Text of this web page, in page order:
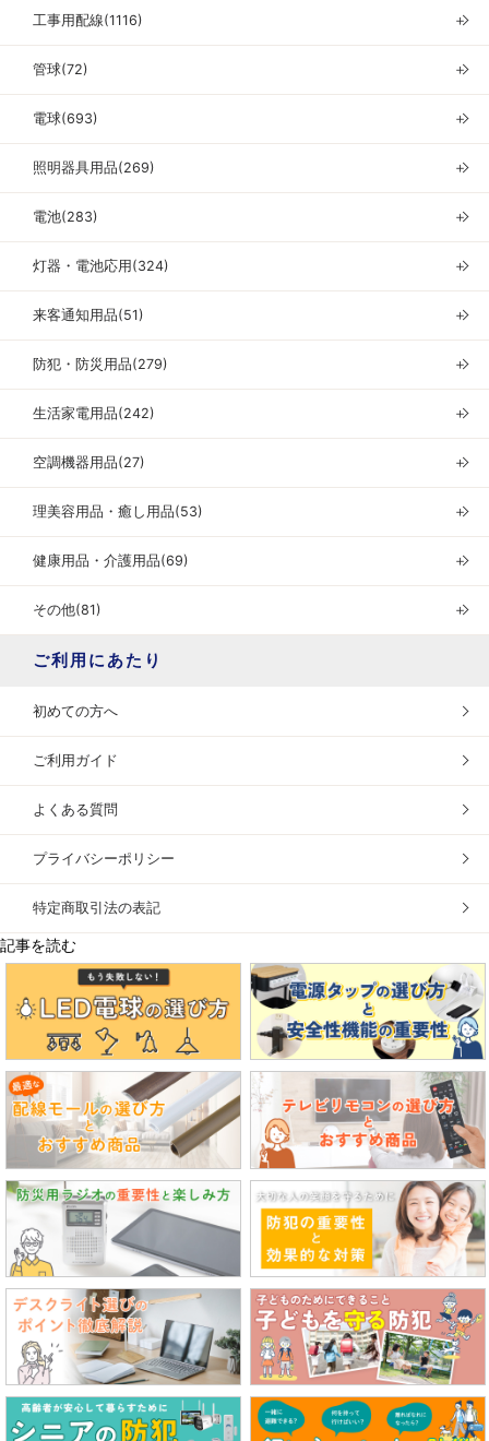
工事用配線(1116) ＋
管球(72) ＋
電球(693) ＋
照明器具用品(269) ＋
電池(283) ＋
灯器・電池応用(324) ＋
来客通知用品(51) ＋
防犯・防災用品(279) ＋
生活家電用品(242) ＋
空調機器用品(27) ＋
理美容用品・癒し用品(53) ＋
健康用品・介護用品(69) ＋
その他(81) ＋
ご利用にあたり
初めての方へ
ご利用ガイド
よくある質問
プライバシーポリシー
特定商取引法の表記
記事を読む